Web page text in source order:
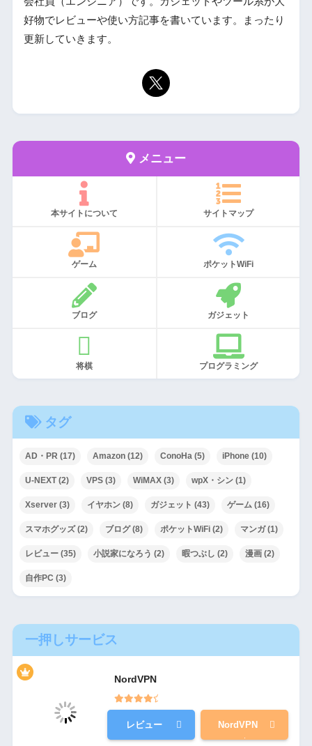
好物でレビューや使い方記事を書いています。まったり
更新していきます。
メニュー
本サイトについて サイトマップ
ゲーム ポケットWiFi
ブログ ガジェット
将棋 プログラミング
タグ
AD・PR (17) Amazon(12) ConoHa(5) iPhone(10)
U-NEXT(2) VPS(3) WiMAX(3) wpX・シン(1)
Xserver(3) イヤホン(8) ガジェット (43) ゲーム(16)
スマホグッズ(2) ブログ(8) ポケットWiFi(2) マンガ(1)
レビュー(35) 小説家になろう (2) 暇つぶし (2) 漫画(2)
自作PC (3)
一押しサービス
NordVPN
レビュー NordVPN